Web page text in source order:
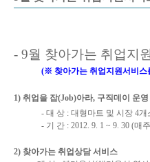
- 9월 찾아가는 취업지
(※ 찾아가는 취업지원서비스
1) 취업을 잡(Job)아라, 구직데이 운영
- 대 상 : 대형마트 및 시장 4개
- 기 간 : 2012. 9. 1 ~ 9. 30 (매
2) 찾아가는 취업상담 서비스